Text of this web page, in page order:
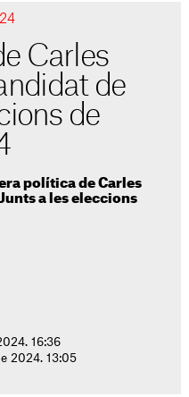
Carles
de
de
política de Carles
a les eleccions
16:36
2024. 13:05